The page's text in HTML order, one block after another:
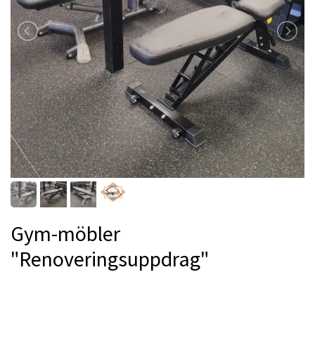
Gym-möbler
"Renoveringsuppdrag"